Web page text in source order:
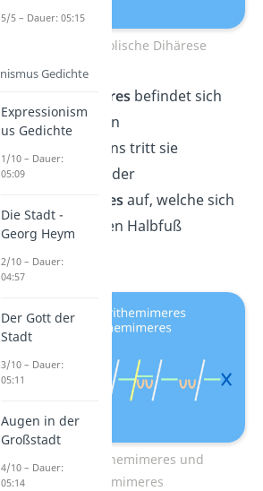
Hexameter bukolische Dihärese
Trithemimeres befindet sich
nach dem dritten
Halbfuß. Meistens tritt sie
gemeinsam mit der
Hephthemimeresauf, welche sich
nach dem siebten Halbfuß
Hexameter Trithemimeres und
Hephthemimeres
5/5 – Dauer: 05:15
Gedichte
Expressionism
us Gedichte
1/10 – Dauer:
05:09
Die Stadt -
Georg Heym
2/10 – Dauer:
04:57
Der Gott der
Stadt
3/10 – Dauer:
05:11
Augen in der
Großstadt
4/10 – Dauer:
05:14